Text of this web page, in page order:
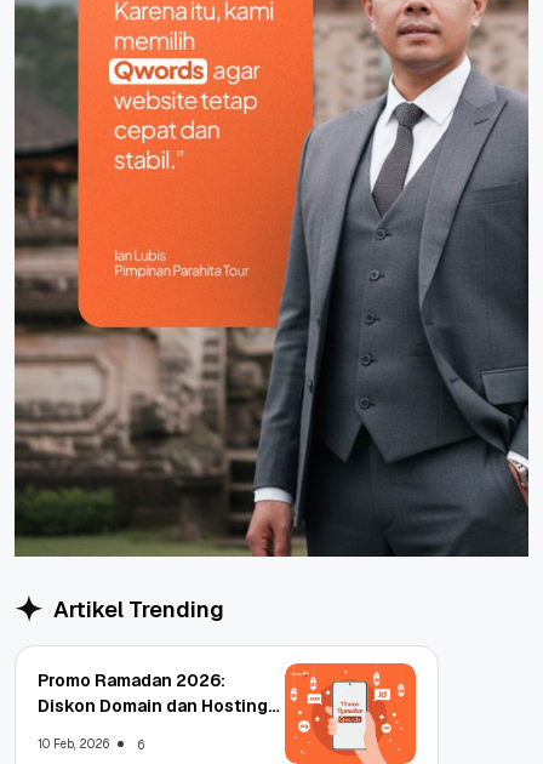
Artikel Trending
Promo Ramadan 2026:
Diskon Domain dan Hosting
10 Feb, 2026 6